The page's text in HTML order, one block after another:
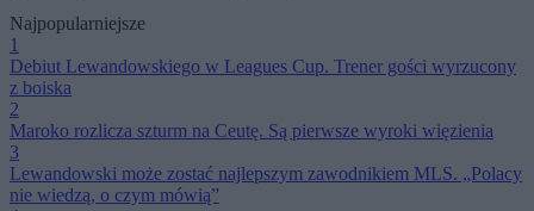
Najpopularniejsze
1
Debiut Lewandowskiego w Leagues Cup. Trener gości wyrzucony
z boiska
2
Maroko rozlicza szturm na Ceutę. Są pierwsze wyroki więzienia
3
Lewandowski może zostać najlepszym zawodnikiem MLS. „Polacy
nie wiedzą, o czym mówią”